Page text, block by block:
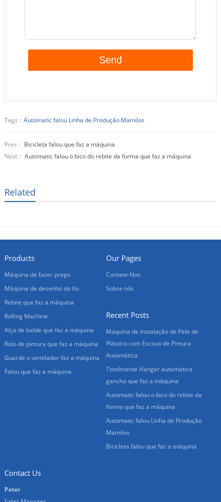
Tags： Automatic falou Linha de Produção Mamilos
Prev： Bicicleta falou que faz a máquina
Next： Automatic falou o bico do rebite da forma que faz a máquina
Related
Products
Máquina de fazer prego
Máquina de desenho do fio
Rebite que faz a máquina
Rolling Machine
Alça de balde que faz a máquina
Rolo de pintura que faz a máquina
Guarde o ventilador faz a máquina
Falou que faz a máquina
Our Pages
Contate-Nos
Sobre nós
Recent Posts
Maquina de Instalação de Pele de
Plástico com Escova de Pintura
Automática
Totalmente Hanger automática
gancho que faz a máquina
Automatic falou o bico do rebite da
forma que faz a máquina
Automatic falou Linha de Produção
Mamilos
Bicicleta falou que faz a máquina
Contact Us
Peter